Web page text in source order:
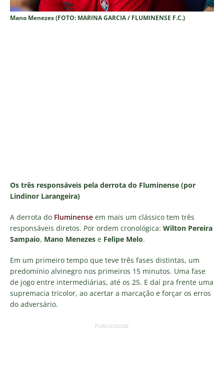
Mano Menezes (FOTO: MARINA GARCIA / FLUMINENSE F.C.)
Os três responsáveis pela derrota do Fluminense (por
Lindinor Larangeira)
A derrota do Fluminense em mais um clássico tem três
responsáveis diretos. Por ordem cronológica: Wilton Pereira
Sampaio, Mano Menezes e Felipe Melo.
Em um primeiro tempo que teve três fases distintas, um
predomínio alvinegro nos primeiros 15 minutos. Uma fase
de jogo entre intermediárias, até os 25. E daí pra frente uma
supremacia tricolor, ao acertar a marcação e forçar os erros
do adversário.
PUBLICIDADE